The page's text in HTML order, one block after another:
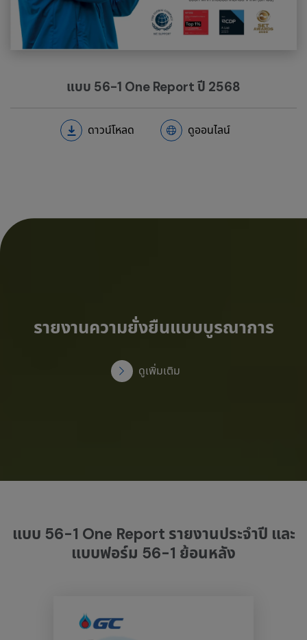
แบบ 56-1 One Report ปี 2568
ดาวน์โหลด ดูออนไลน์
รายงานความยั่งยืนแบบบูรณาการ
ดูเพิ่มเติม
แบบ 56-1 One Report รายงานประจำปี และ
แบบฟอร์ม 56-1 ย้อนหลัง